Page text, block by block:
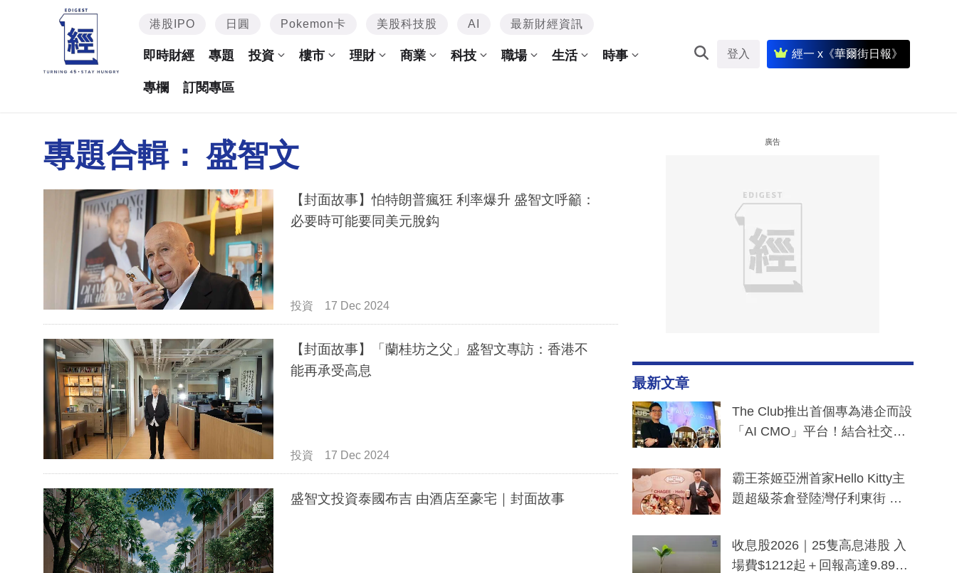
港股IPO 日圓 Pokemon卡 美股科技股 AI 最新財經資訊
即時財經 專題 投資 樓市 理財 商業 科技 職場 生活 時事
專欄 訂閱專區
登入 經一 x《華爾街日報》
專題合輯： 盛智文
【封面故事】怕特朗普瘋狂 利率爆升 盛智文呼籲：
必要時可能要同美元脫鈎
投資 17 Dec 2024
【封面故事】「蘭桂坊之父」盛智文專訪：香港不
能再承受高息
投資 17 Dec 2024
盛智文投資泰國布吉 由酒店至豪宅｜封面故事
廣告
最新文章
The Club推出首個專為港企而設
「AI CMO」平台！結合社交聆
分鐘生成「貼地」宣傳短片
霸王茶姬亞洲首家Hello Kitty主
題超級茶倉登陸灣仔利東街 推
y及香港限定特調系列
收息股2026｜25隻高息港股 入
場費$1212起＋回報高達9.89